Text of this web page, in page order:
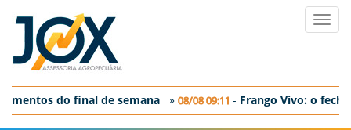
do final de semana »08/08 09:11-Frango Vivo: o
o fechamento em SP